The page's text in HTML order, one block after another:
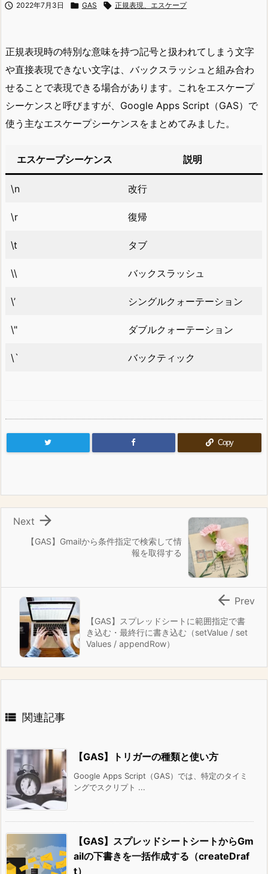
 2022年7月3日  GAS  正規表現、エスケープ
正規表現時の特別な意味を持つ記号と扱われてしまう文字
や直接表現できない文字は、バックスラッシュと組み合わ
せることで表現できる場合があります。これをエスケープ
シーケンスと呼びますが、Google Apps Script（GAS）で
使う主なエスケープシーケンスをまとめてみました。
エスケープシーケンス 説明
\n 改行
\r 復帰
\t タブ
\\ バックスラッシュ
\’ シングルクォーテーション
\" ダブルクォーテーション
\` バックティック
Copy
【GAS】Gmailから条件指定で検索して情
報を取得する

Next
【GAS】スプレッドシートに範囲指定で書
き込む・最終行に書き込む（setValue / set
Values / appendRow）
 Prev
 関連記事
【GAS】トリガーの種類と使い方
Google Apps Script（GAS）では、特定のタイミ
ングでスクリプト ...
【GAS】スプレッドシートシートからGm
ailの下書きを一括作成する（createDraf
t）